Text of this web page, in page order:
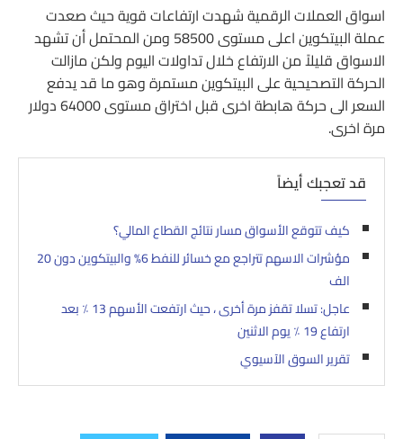
اسواق العملات الرقمية شهدت ارتفاعات قوية حيث صعدت
عملة البيتكوين اعلى مستوى 58500 ومن المحتمل أن تشهد
الاسواق قليلاً من الارتفاع خلال تداولات اليوم ولكن مازالت
الحركة التصحيحية على البيتكوين مستمرة وهو ما قد يدفع
السعر الى حركة هابطة اخرى قبل اختراق مستوى 64000 دولار
مرة اخرى.
قد تعجبك أيضاً
كيف تتوقع الأسواق مسار نتائج القطاع المالي؟
مؤشرات الاسهم تتراجع مع خسائر للنفط 6% والبيتكوين دون 20
الف
عاجل: تسلا تقفز مرة أخرى ، حيث ارتفعت الأسهم 13 ٪ بعد
ارتفاع 19 ٪ يوم الاثنين
تقرير السوق الآسيوي